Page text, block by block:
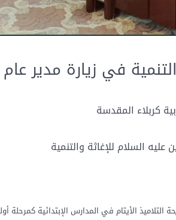
في زيارة مدير عام
كربلاء المقدسة
السلام للإغاثة والتنمية
الأيتام في المدارس الإبتدائية كمرحلة